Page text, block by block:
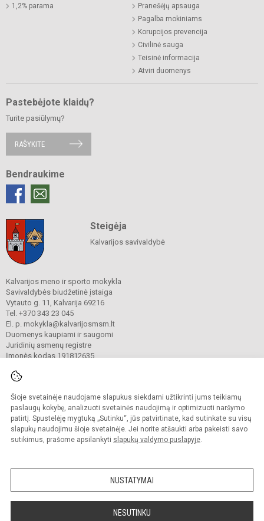
Šioje svetainėje naudojame slapukus siekdami užtikrinti jums teikiamų
paslaugų kokybę, analizuoti svetainės naudojimą ir optimizuoti naršymo
patirtį. Spustelėję mygtuką „Sutinku“, jūs patvirtinate, kad sutinkate su visų
slapukų naudojimu šioje svetainėje. Jei norite atšaukti arba pakeisti savo
sutikimus, prašome apsilankyti slapukų valdymo puslapyje.
NUSTATYMAI
NESUTINKU
1,2% parama
Pranešėjų apsauga
Pagalba mokiniams
Korupcijos prevencija
Civilinė sauga
Teisinė informacija
Atviri duomenys
Pastebėjote klaidų?
Turite pasiūlymų?
RAŠYKITE
Bendraukime
Steigėja
Kalvarijos savivaldybė
Kalvarijos meno ir sporto mokykla
Savivaldybės biudžetinė įstaiga
Vytauto g. 11, Kalvarija 69216
Tel. +370 343 23 045
El. p. mokykla@kalvarijosmsm.lt
Duomenys kaupiami ir saugomi
Juridinių asmenų registre
Įmonės kodas 191812635
© 2023. Kalvarijos meno ir sporto mokykla. Visos teisės saugomos.
Kopijuoti turinį be raštiško įstaigos administracijos sutikimo griežtai draudžiama.
Prieinamumo paraiška Slapukų valdymas
Sumanus būdas atnaujinti